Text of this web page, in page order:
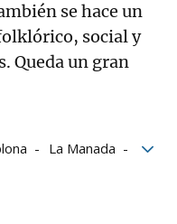
se hace un
social y
Queda un gran
La Manada